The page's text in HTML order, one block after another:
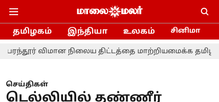
தமிழகம் இந்தியா உலகம் சினிமா
விமான நிலைய திட்டத்தை மாற்றியமைக்க தமிழ்நாடு
செய்திகள்
டெல்லியில் தண்ணீர்